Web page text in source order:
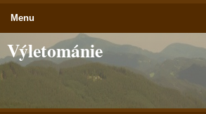
Výletománie
Menu